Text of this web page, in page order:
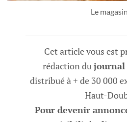
Le
Cet article vous est
rédaction dujournal
distribué à + de 30 000
Haut-
Pour devenir